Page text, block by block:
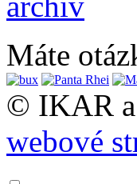
Máte
© IKAR
webové